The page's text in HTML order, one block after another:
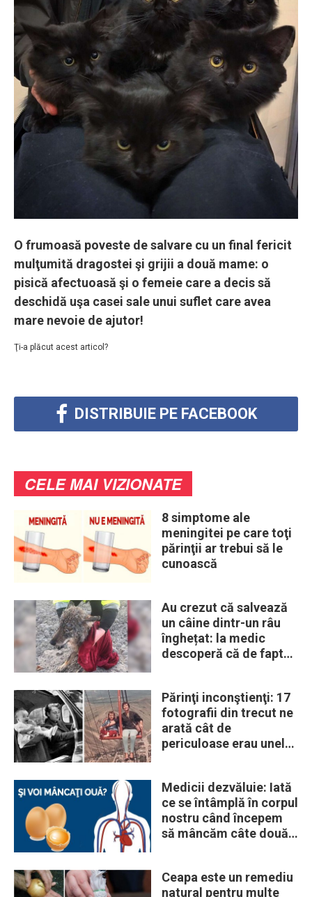
O frumoasă poveste de salvare cu un final fericit
mulţumită dragostei şi grijii a două mame: o
pisică afectuoasă şi o femeie care a decis să
deschidă uşa casei sale unui suflet care avea
mare nevoie de ajutor!
Ţi-a plăcut acest articol?
DISTRIBUIE PE FACEBOOK
CELE MAI VIZIONATE
8 simptome ale
meningitei pe care toţi
părinţii ar trebui să le
cunoască
Au crezut că salvează
un câine dintr-un râu
înghețat: la medic
descoperă că de fapt
Părinţi inconştienţi: 17
fotografii din trecut ne
arată cât de
periculoase erau unele
Medicii dezvăluie: Iată
ce se întâmplă în corpul
nostru când începem
să mâncăm câte două
Ceapa este un remediu
natural pentru multe